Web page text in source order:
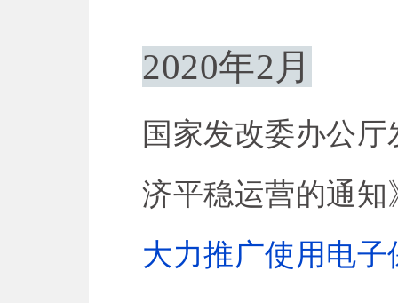
2020年2月
国家发改委办公
济平稳运营的通知
大力推广使用电